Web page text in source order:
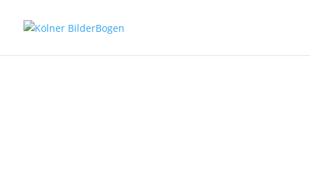
Kölner BilderBogen Ausgabe